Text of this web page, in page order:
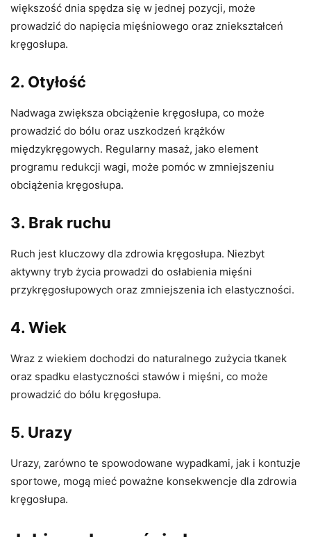
większość dnia spędza się w jednej pozycji, może
prowadzić do napięcia mięśniowego oraz zniekształceń
kręgosłupa.
2. Otyłość
Nadwaga zwiększa obciążenie kręgosłupa, co może
prowadzić do bólu oraz uszkodzeń krążków
międzykręgowych. Regularny masaż, jako element
programu redukcji wagi, może pomóc w zmniejszeniu
obciążenia kręgosłupa.
3. Brak ruchu
Ruch jest kluczowy dla zdrowia kręgosłupa. Niezbyt
aktywny tryb życia prowadzi do osłabienia mięśni
przykręgosłupowych oraz zmniejszenia ich elastyczności.
4. Wiek
Wraz z wiekiem dochodzi do naturalnego zużycia tkanek
oraz spadku elastyczności stawów i mięśni, co może
prowadzić do bólu kręgosłupa.
5. Urazy
Urazy, zarówno te spowodowane wypadkami, jak i kontuzje
sportowe, mogą mieć poważne konsekwencje dla zdrowia
kręgosłupa.